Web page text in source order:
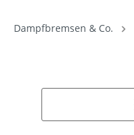
Dampfbremsen & Co.